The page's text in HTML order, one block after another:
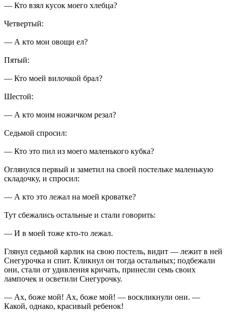
— Кто взял кусок моего хлебца?
Четвертый:
— А кто мои овощи ел?
Пятый:
— Кто моей вилочкой брал?
Шестой:
— А кто моим ножичком резал?
Седьмой спросил:
— Кто это пил из моего маленького кубка?
Оглянулся первый и заметил на своей постельке маленькую
складочку, и спросил:
— А кто это лежал на моей кроватке?
Тут сбежались остальные и стали говорить:
— И в моей тоже кто-то лежал.
Глянул седьмой карлик на свою постель, видит — лежит в ней
Снегурочка и спит. Кликнул он тогда остальных; подбежали
они, стали от удивления кричать, принесли семь своих
лампочек и осветили Снегурочку.
— Ах, боже мой! Ах, боже мой! — воскликнули они. —
Какой, однако, красивый ребенок!